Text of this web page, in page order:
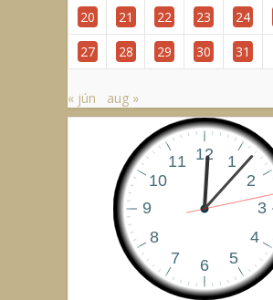
20
21 22 23 24
27
28 29 30 31
« jún aug »